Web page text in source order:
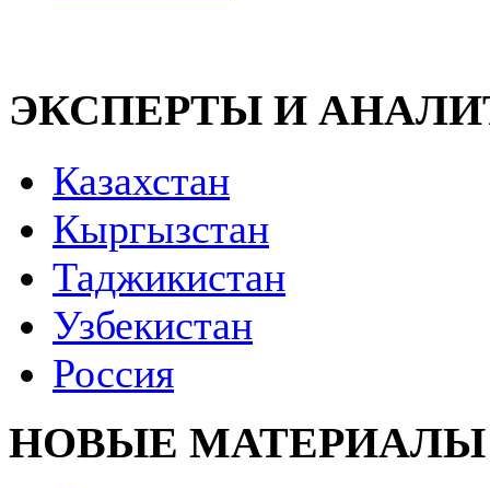
ЭКСПЕРТЫ И
Казахстан
Кыргызстан
Таджикистан
Узбекистан
Россия
НОВЫЕ МАТЕРИАЛЫ